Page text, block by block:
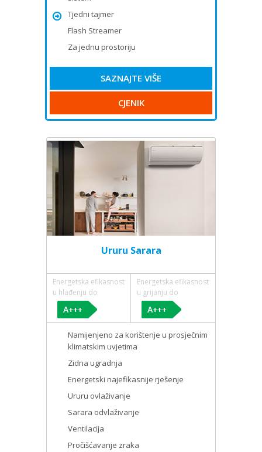
Tjedni tajmer
Flash Streamer
Za jednu prostoriju
SAZNAJTE VIŠE
CJENIK
Ururu Sarara
Energetska efikasnost
u hlađenju do
Energetska efikasnost
u grijanju do
Namijenjeno za korištenje u prosječnim
klimatskim uvjetima
Zidna ugradnja
Energetski najefikasnije rješenje
Ururu ovlaživanje
Sarara odvlaživanje
Ventilacija
Pročišćavanje zraka